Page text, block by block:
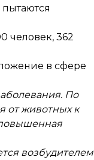
человек, 362
в сфере
По
от животных к
возбудителем